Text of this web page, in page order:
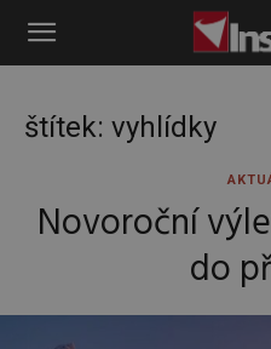
Instinkt
štítek: vyhlídky
Novoroční
do